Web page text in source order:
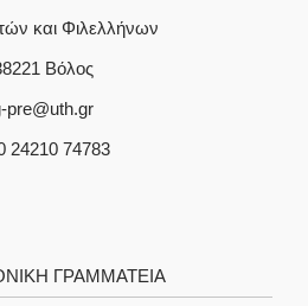
και Φιλελλήνων
Βόλος
pre@uth.gr
24210 74783
ΓΡΑΜΜΑΤΕΊΑ